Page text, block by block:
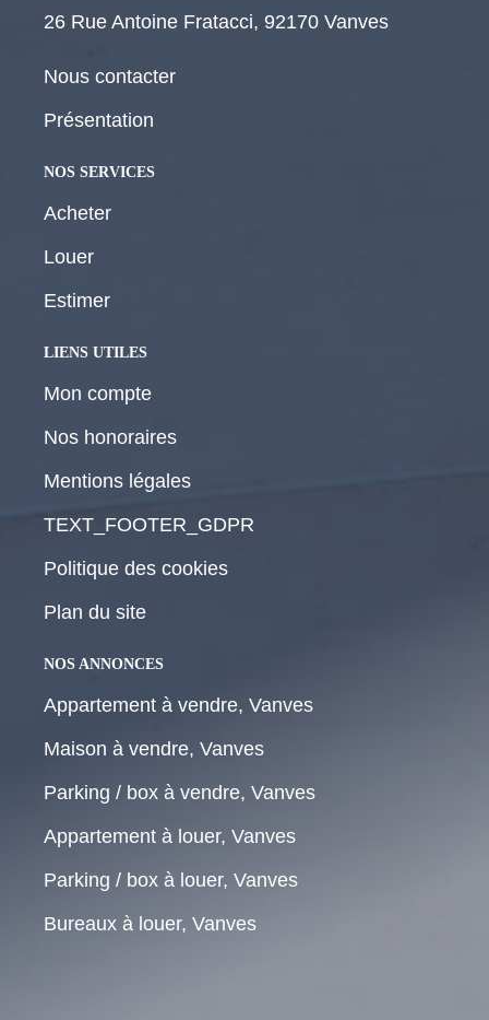
26 Rue Antoine Fratacci, 92170 Vanves
Nous contacter
Présentation
NOS SERVICES
Acheter
Louer
Estimer
LIENS UTILES
Mon compte
Nos honoraires
Mentions légales
TEXT_FOOTER_GDPR
Politique des cookies
Plan du site
NOS ANNONCES
Appartement à vendre, Vanves
Maison à vendre, Vanves
Parking / box à vendre, Vanves
Appartement à louer, Vanves
Parking / box à louer, Vanves
Bureaux à louer, Vanves